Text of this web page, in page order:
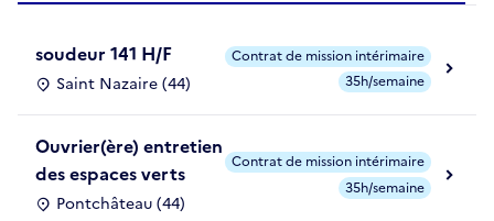
soudeur 141 H/F
Saint Nazaire (44)
Contrat de mission intérimaire
35h/semaine
Ouvrier(ère) entretien
des espaces verts
Pontchâteau (44)
Contrat de mission intérimaire
35h/semaine